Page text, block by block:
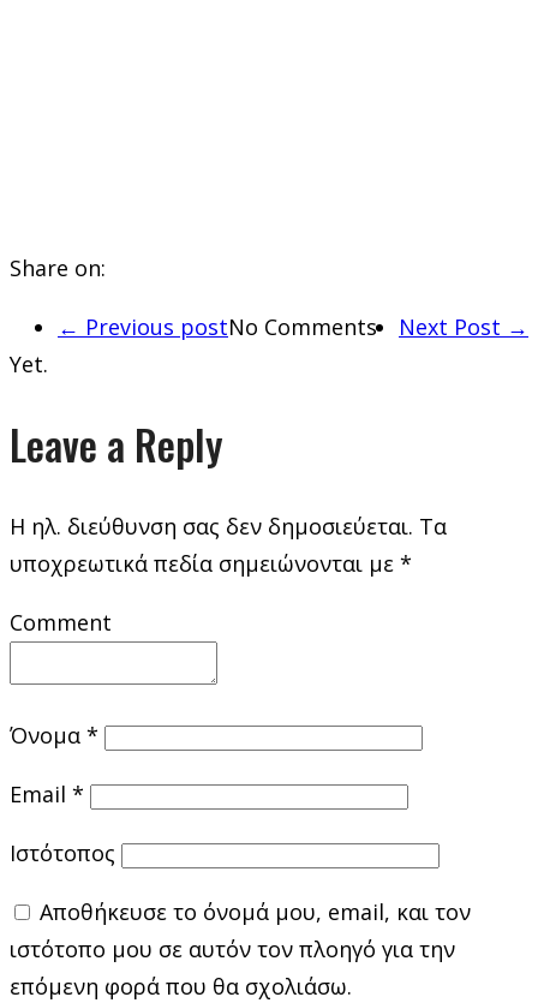
Share on:
← Previous post Next Post →
No Comments
Yet.
Leave a Reply
Η ηλ. διεύθυνση σας δεν δημοσιεύεται. Τα
υποχρεωτικά πεδία σημειώνονται με *
Comment
Όνομα *
Email *
Ιστότοπος
Αποθήκευσε το όνομά μου, email, και τον
ιστότοπο μου σε αυτόν τον πλοηγό για την
επόμενη φορά που θα σχολιάσω.